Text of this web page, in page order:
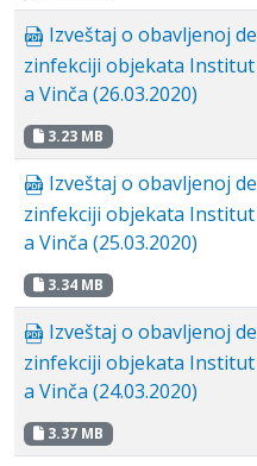
Izveštaj o obavljenoj de
zinfekciji objekata Institut
a Vinča (26.03.2020)
3.23 MB
Izveštaj o obavljenoj de
zinfekciji objekata Institut
a Vinča (25.03.2020)
3.34 MB
Izveštaj o obavljenoj de
zinfekciji objekata Institut
a Vinča (24.03.2020)
3.37 MB